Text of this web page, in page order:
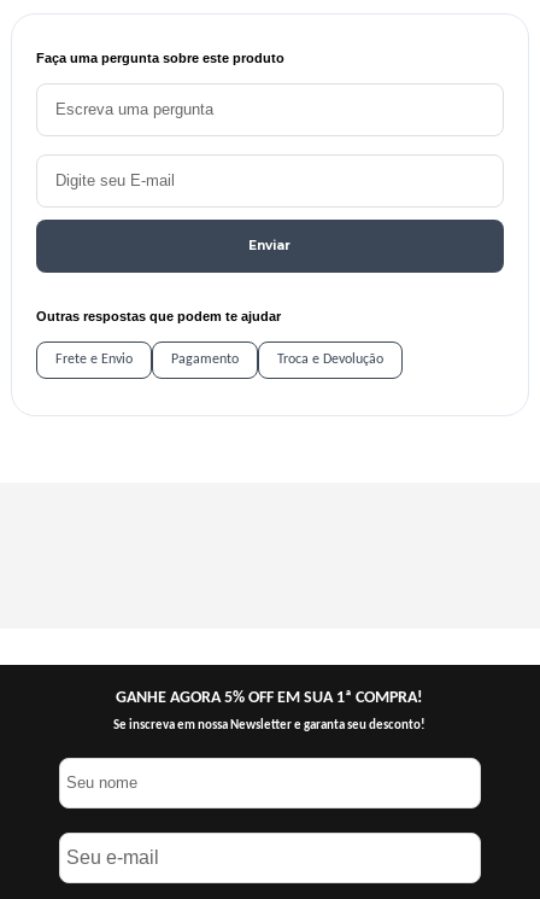
Faça uma pergunta sobre este produto
Enviar
Outras respostas que podem te ajudar
Frete e Envio Pagamento Troca e Devolução
GANHE AGORA 5% OFF EM SUA 1ª COMPRA!
Se inscreva em nossa Newsletter e garanta seu desconto!